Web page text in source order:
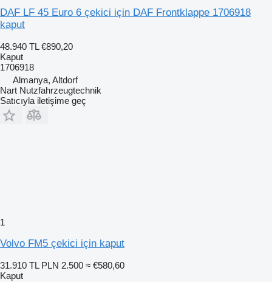
DAF LF 45 Euro 6 çekici için DAF Frontklappe 1706918
kaput
48.940 TL €890,20
Kaput
1706918
Almanya, Altdorf
Nart Nutzfahrzeugtechnik
Satıcıyla iletişime geç
1
Volvo FM5 çekici için kaput
31.910 TL PLN 2.500 ≈ €580,60
Kaput